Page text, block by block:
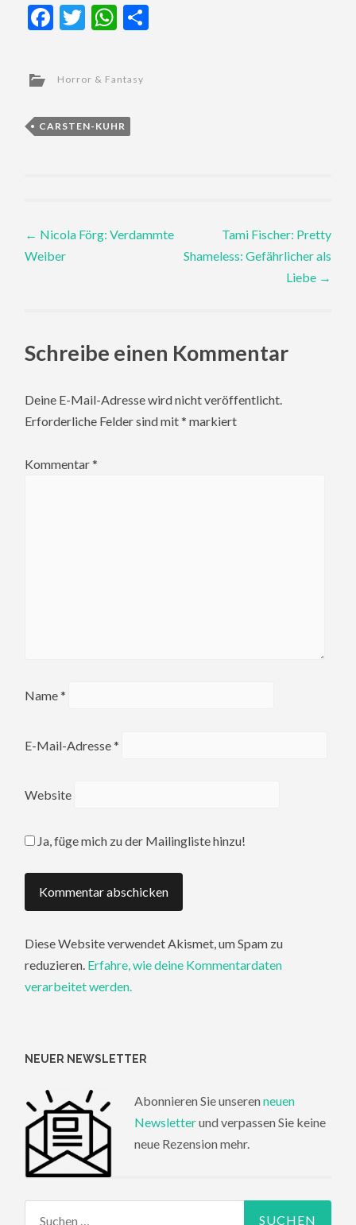
Facebook
TwitterWhatsApp
Horror & Fantasy
CARSTEN-KUHR
Post
← Nicola Förg: Verdammte
Weiber
Tami Fischer: Pretty
Shameless: Gefährlicher als
Liebe →
Schreibe einen Kommentar
Deine E-Mail-Adresse wird nicht veröffentlicht.
Erforderliche Felder sind mit* markiert
Kommentar*
Name*
E-Mail-Adresse*
Website
Ja, füge mich zu der Mailingliste hinzu!
Diese Website verwendet Akismet, um Spam zu
reduzieren. Erfahre, wie deine Kommentardaten
verarbeitet werden.
NEUER NEWSLETTER
Abonnieren Sie unseren neuen
Newsletterund verpassen Sie keine
neue Rezension mehr.